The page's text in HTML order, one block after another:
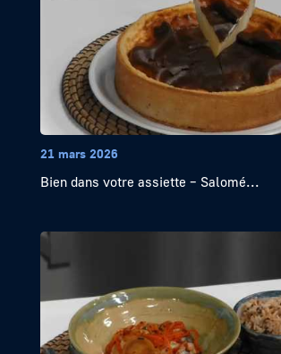
21 mars 2026
Bien dans votre assiette – Salomé...